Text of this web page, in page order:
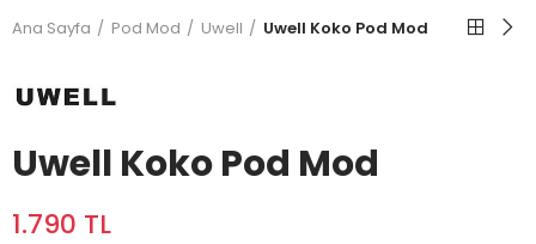
Ana Sayfa Pod Mod Uwell Uwell Koko Pod Mod
Uwell Koko Pod Mod
1.790 TL